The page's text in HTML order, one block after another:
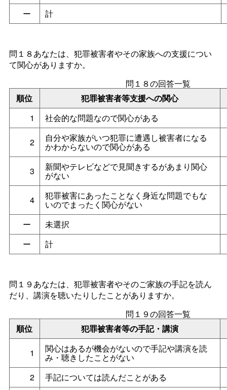
ー
計
問１８あなたは、犯罪被害者やその家族への支援につい
て関心がありますか。
順位 犯罪被害者等支援への関心
問１８の回答一覧
1 社会的な問題なので関心がある
2 自分や家族がいつ犯罪に遭遇し被害者になる
かわからないので関心がある
3 新聞やテレビなどで見聞きするがあまり関心
がない
4 犯罪被害にあったことなく身近な問題でもな
いのでまったく関心がない
ー
未選択
ー
計
問１９あなたは、犯罪被害者やそのご家族の手記を読ん
だり、講演を聴いたりしたことがありますか。
順位 犯罪被害者等の手記・講演
問１９の回答一覧
1 関心はあるが機会がないので手記や講演を読
み・聴きしたことがない
2
手記については読んだことがある